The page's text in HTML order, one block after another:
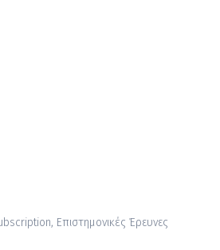
, Επιστημονικές Έρευνες